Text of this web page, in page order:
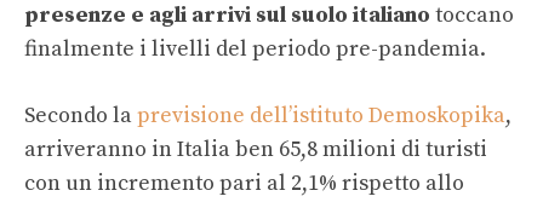
presenze e agli arrivi sul suolo italiano toccano
finalmente i livelli del periodo pre-pandemia.
Secondo laprevisione dell’istituto Demoskopika,
arriveranno in Italia ben 65,8 milioni di turisti
con un incremento pari al 2,1% rispetto allo